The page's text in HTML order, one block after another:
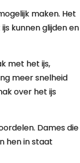
maken. Het
kunnen glijden en
met het ijs,
meer snelheid
over het ijs
Dames die
hen in staat